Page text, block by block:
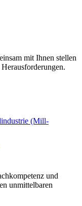
mit Ihnen stellen
(Mill-
und
unmittelbaren